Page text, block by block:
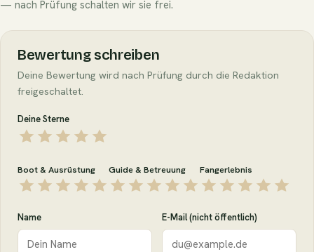
— nach Prüfung schalten wir sie frei.
Bewertung schreiben
Deine Bewertung wird nach Prüfung durch die Redaktion
freigeschaltet.
Deine Sterne
Boot & Ausrüstung Guide & Betreuung Fangerlebnis
Name E-Mail (nicht öffentlich)